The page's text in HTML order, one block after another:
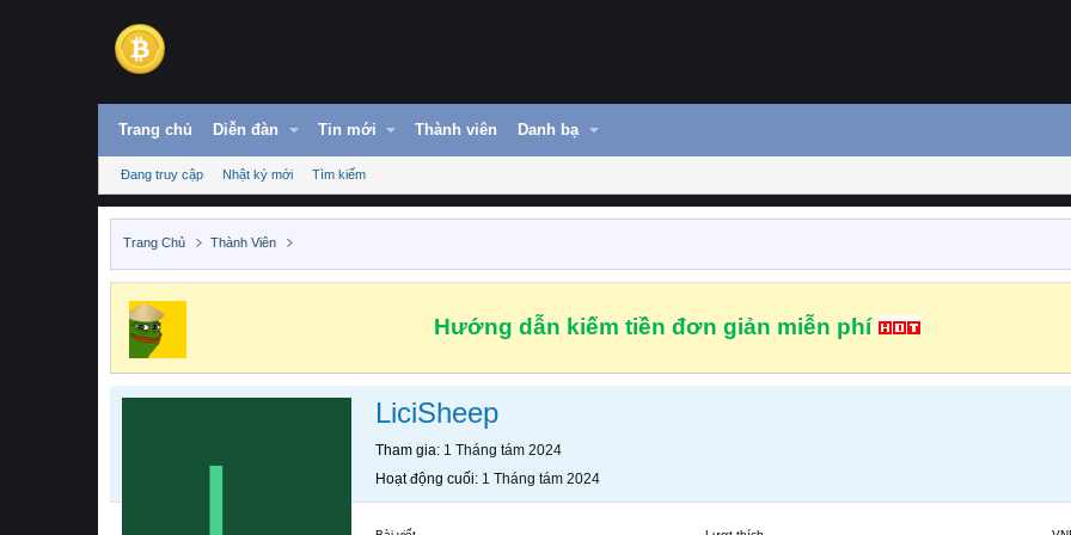
Trang chủ Diễn đàn Tin mới Thành viên Danh bạ
Đang truy cập Nhật ký mới Tìm kiếm
Trang Chủ Thành Viên
Hướng dẫn kiếm tiền đơn giản miễn phí
LiciSheep
Tham gia 1 Tháng tám 2024
Hoạt động cuối 1 Tháng tám 2024